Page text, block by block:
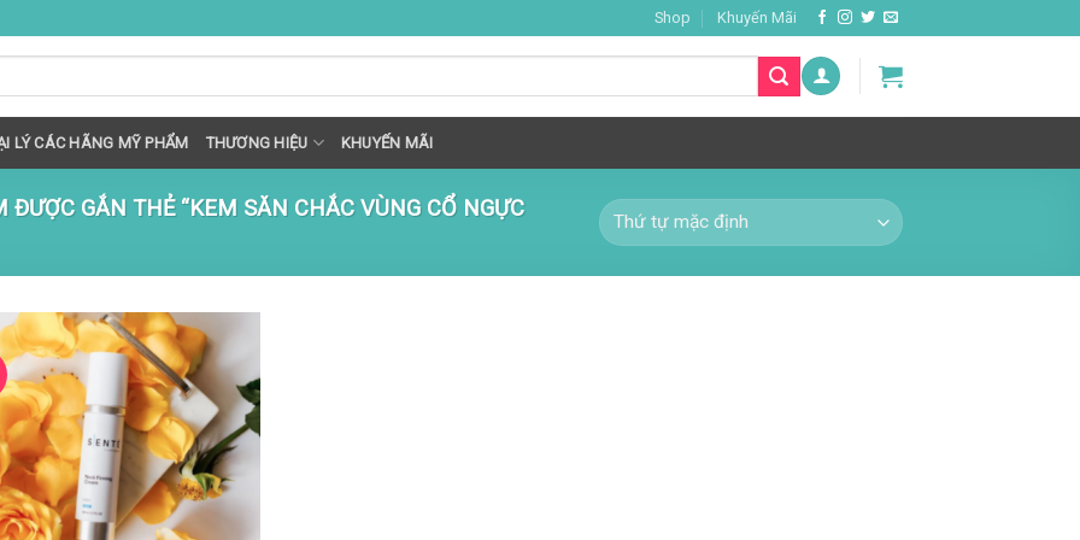
Shop Khuyến Mãi
LÝ CÁC HÃNG MỸ PHẨM THƯƠNG HIỆU KHUYẾN MÃI
ĐƯỢC GẮN THẺ “KEM SĂN CHẮC VÙNG CỔ NGỰC